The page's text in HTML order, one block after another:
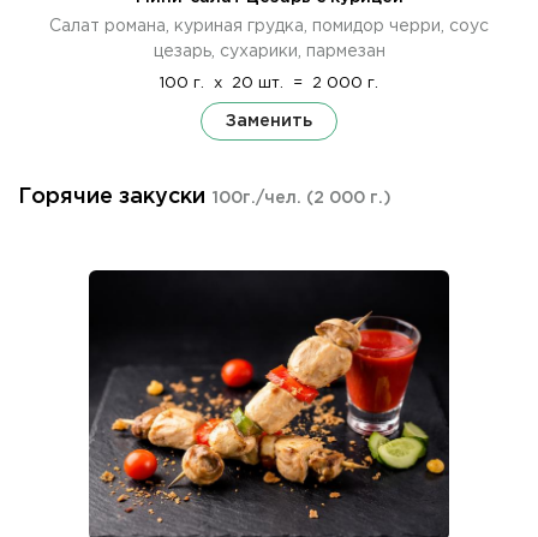
Салат романа, куриная грудка, помидор черри, соус
цезарь, сухарики, пармезан
100 г. x 20 шт. = 2 000 г.
Заменить
Горячие закуски 100г./чел. (2 000 г.)